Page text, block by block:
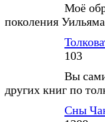
Моё
поколения
103
Вы
других книг по
Сны